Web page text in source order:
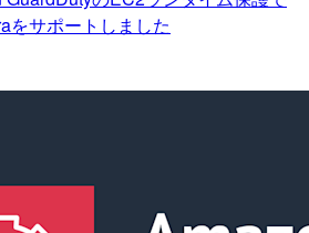
をサポートしました